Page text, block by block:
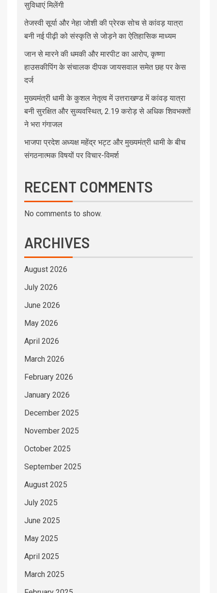
सुविधाएं मिलेंगी
तेजस्वी सूर्या और नेहा जोशी की प्रेरक सोच से कांवड़ यात्रा
बनी नई पीढ़ी को संस्कृति से जोड़ने का ऐतिहासिक माध्यम
जान से मारने की धमकी और मारपीट का आरोप, कृष्णा
हाउसकीपिंग के संचालक दीपक जायसवाल समेत छह पर केस
दर्ज
मुख्यमंत्री धामी के कुशल नेतृत्व में उत्तराखण्ड में कांवड़ यात्रा
बनी सुरक्षित और सुव्यवस्थित, 2.19 करोड़ से अधिक शिवभक्तों
ने भरा गंगाजल
भाजपा प्रदेश अध्यक्ष महेंद्र भट्ट और मुख्यमंत्री धामी के बीच
संगठनात्मक विषयों पर विचार-विमर्श
RECENT COMMENTS
No comments to show.
ARCHIVES
August 2026
July 2026
June 2026
May 2026
April 2026
March 2026
February 2026
January 2026
December 2025
November 2025
October 2025
September 2025
August 2025
July 2025
June 2025
May 2025
April 2025
March 2025